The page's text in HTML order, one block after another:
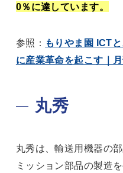
0％に達しています。
参照： もりやま園 ICT
に産業革命を起こす｜
丸秀
丸秀は、輸送用機器の
ミッション部品の製造